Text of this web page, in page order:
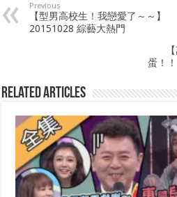
Previous
【型男高校生！我戀愛了～～】
20151028 綜藝大熱門
蛋！
Related Articles